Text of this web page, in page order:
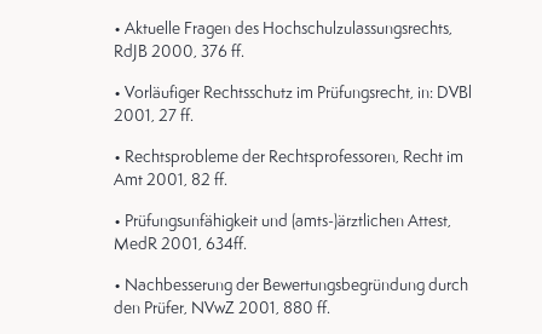
• Aktuelle Fragen des Hochschulzulassungsrechts,
RdJB 2000, 376 ff.
• Vorläufiger Rechtsschutz im Prüfungsrecht, in: DVBl
2001, 27 ff.
• Rechtsprobleme der Rechtsprofessoren, Recht im
Amt 2001, 82 ff.
• Prüfungsunfähigkeit und (amts-)ärztlichen Attest,
MedR 2001, 634ff.
• Nachbesserung der Bewertungsbegründung durch
den Prüfer, NVwZ 2001, 880 ff.